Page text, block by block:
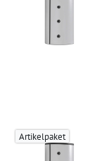
Artikelpaket